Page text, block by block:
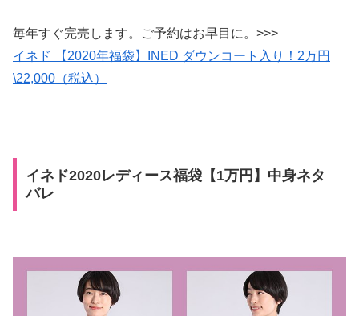
毎年すぐ完売します。ご予約はお早目に。>>>
イネド 【2020年福袋】INED ダウンコート入り！2万円
\22,000（税込）
イネド2020レディース福袋【1万円】中身ネタ
バレ